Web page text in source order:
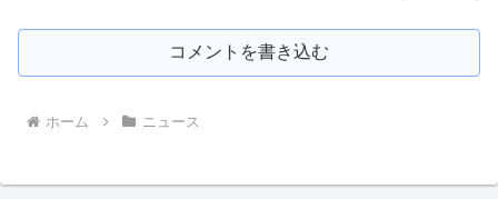
コメントを書き込む
ホーム ニュース